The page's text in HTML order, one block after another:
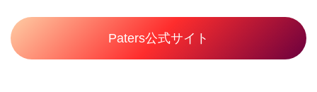
Paters公式サイト